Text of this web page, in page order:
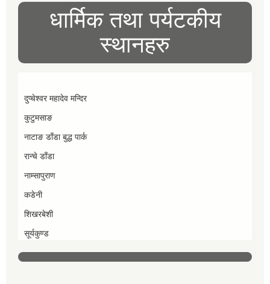
धार्मिक तथा पर्यटकीय
स्थानहरु
दुप्चेश्वर महादेव मन्दिर
कुटुमसाङ
नाटाङ डाँडा बुद्ध पार्क
रान्चे डाँडा
नाम्सापुराण
कडेनी
शिखरबेशी
सूर्यकुण्ड